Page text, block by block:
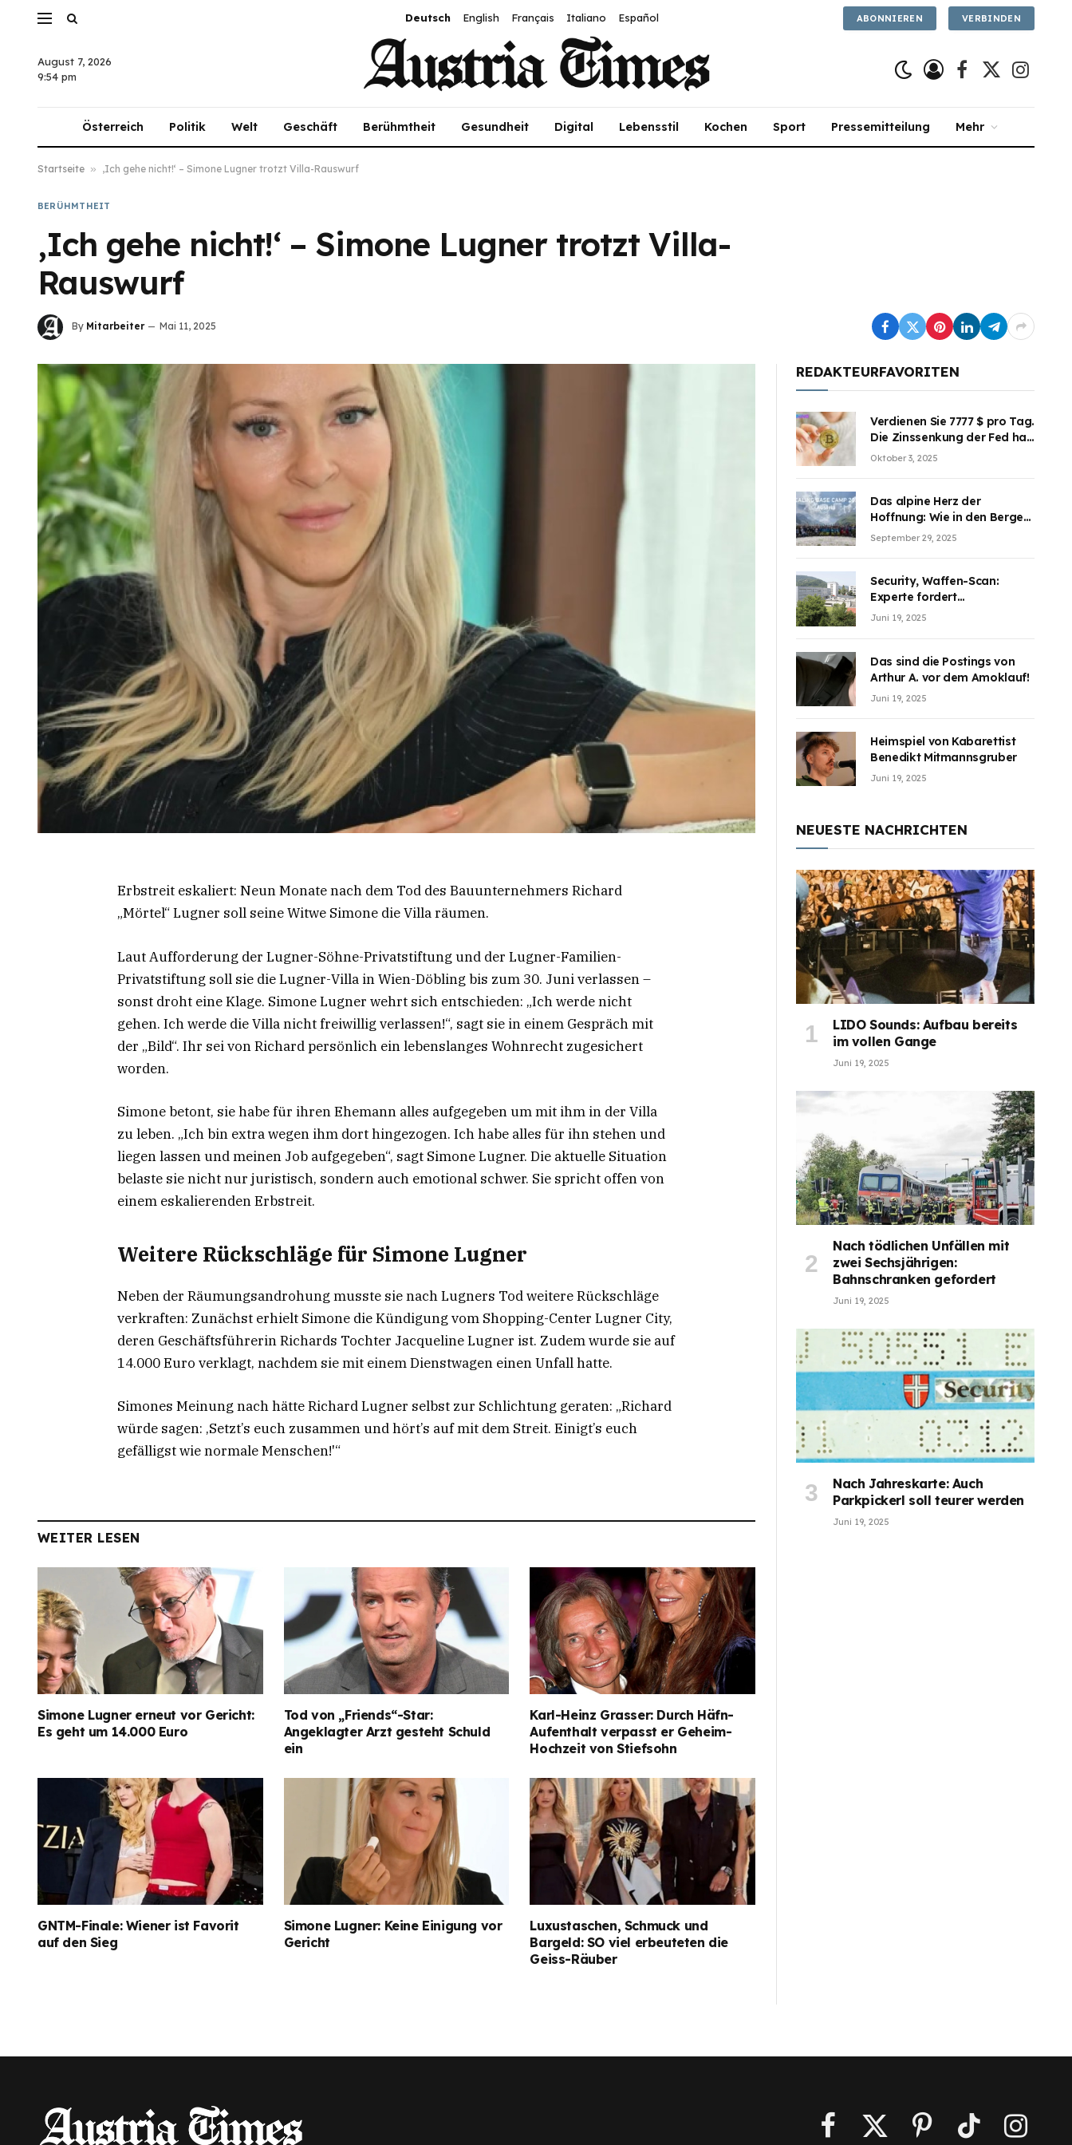
Deutsch English Français Italiano Español ABONNIEREN VERBINDEN
August 7, 2026
9:54 pm
Facebook
X
Österreich Politik Welt Geschäft Berühmtheit Gesundheit Digital Lebensstil Kochen Sport Pressemitteilung Mehr
Startseite » ‚Ich gehe nicht!‘ – Simone Lugner trotzt Villa-Rauswurf
BERÜHMTHEIT
‚Ich gehe nicht!‘ – Simone Lugner trotzt Villa-
Rauswurf
By Mitarbeiter Mai 11, 2025
Erbstreit eskaliert: Neun Monate nach dem Tod des Bauunternehmers Richard
„Mörtel“ Lugner soll seine Witwe Simone die Villa räumen.
Laut Aufforderung der Lugner-Söhne-Privatstiftung und der Lugner-Familien-
Privatstiftung soll sie die Lugner-Villa in Wien-Döbling bis zum 30. Juni verlassen –
sonst droht eine Klage. Simone Lugner wehrt sich entschieden: „Ich werde nicht
gehen. Ich werde die Villa nicht freiwillig verlassen!“, sagt sie in einem Gespräch mit
der „Bild“. Ihr sei von Richard persönlich ein lebenslanges Wohnrecht zugesichert
worden.
Simone betont, sie habe für ihren Ehemann alles aufgegeben um mit ihm in der Villa
zu leben. „Ich bin extra wegen ihm dort hingezogen. Ich habe alles für ihn stehen und
liegen lassen und meinen Job aufgegeben“, sagt Simone Lugner. Die aktuelle Situation
belaste sie nicht nur juristisch, sondern auch emotional schwer. Sie spricht offen von
einem eskalierenden Erbstreit.
Weitere Rückschläge für Simone Lugner
Neben der Räumungsandrohung musste sie nach Lugners Tod weitere Rückschläge
verkraften: Zunächst erhielt Simone die Kündigung vom Shopping-Center Lugner City,
deren Geschäftsführerin Richards Tochter Jacqueline Lugner ist. Zudem wurde sie auf
14.000 Euro verklagt, nachdem sie mit einem Dienstwagen einen Unfall hatte.
Simones Meinung nach hätte Richard Lugner selbst zur Schlichtung geraten: „Richard
würde sagen: ‚Setzt’s euch zusammen und hört’s auf mit dem Streit. Einigt’s euch
gefälligst wie normale Menschen!'“
WEITER LESEN
Simone Lugner erneut vor Gericht:
Es geht um 14.000 Euro
Tod von „Friends“-Star:
Angeklagter Arzt gesteht Schuld
ein
Karl-Heinz Grasser: Durch Häfn-
Aufenthalt verpasst er Geheim-
Hochzeit von Stiefsohn
GNTM-Finale: Wiener ist Favorit
auf den Sieg
Simone Lugner: Keine Einigung vor
Gericht
Luxustaschen, Schmuck und
Bargeld: SO viel erbeuteten die
Geiss-Räuber
REDAKTEURFAVORITEN
Verdienen Sie 7777 $ pro Tag.
Die Zinssenkung der Fed hat
die Aufmerksamkeit des
teilzuhaben
Oktober 3, 2025
Das alpine Herz der
Hoffnung: Wie in den Bergen
Österreichs die unsichtbaren
September 29, 2025
Security, Waffen-Scan:
Experte fordert
Sicherheitsdiskussion an
Juni 19, 2025
Das sind die Postings von
Arthur A. vor dem Amoklauf!
Juni 19, 2025
Heimspiel von Kabarettist
Benedikt Mitmannsgruber
Juni 19, 2025
NEUESTE NACHRICHTEN
LIDO Sounds: Aufbau bereits
im vollen Gange
Juni 19, 2025
Nach tödlichen Unfällen mit
zwei Sechsjährigen:
Bahnschranken gefordert
Juni 19, 2025
Nach Jahreskarte: Auch
Parkpickerl soll teurer werden
Juni 19, 2025
Facebook
X
PinterestTikTok Instagram